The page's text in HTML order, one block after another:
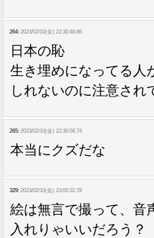
264: 2023/02/10(金) 22:30:48.86
日本の恥
生き埋めになってる人
しれないのに注意され
265: 2023/02/10(金) 22:30:56.74
本当にクズだな
329: 2023/02/10(金) 23:00:32.78
絵は無言で撮って、音
入れりゃいいだろう？